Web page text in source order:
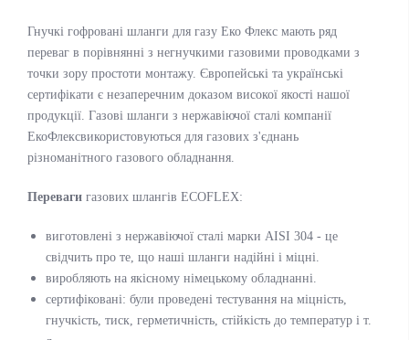
Гнучкі гофровані шланги для газу Еко Флекс мають ряд
переваг в порівнянні з негнучкими газовими проводками з
точки зору простоти монтажу. Європейські та українські
сертифікати є незаперечним доказом високої якості нашої
продукції. Газові шланги з нержавіючої сталі компанії
ЕкоФлексвикористовуються для газових з'єднань
різноманітного газового обладнання.
Переваги газових шлангів ECOFLEX:
виготовлені з нержавіючої сталі марки AISI 304 - це
свідчить про те, що наші шланги надійні і міцні.
виробляють на якісному німецькому обладнанні.
сертифіковані: були проведені тестування на міцність,
гнучкість, тиск, герметичність, стійкість до температур і т.